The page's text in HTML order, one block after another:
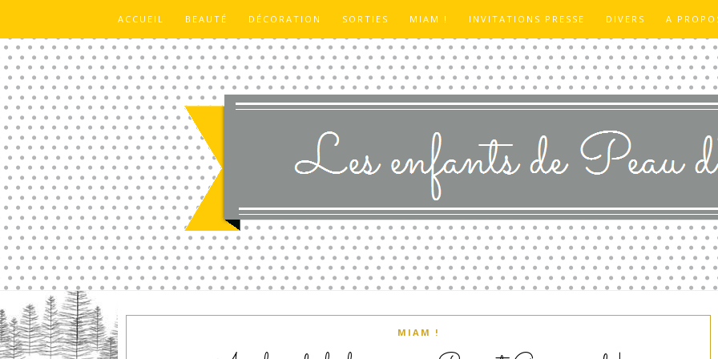
ACCUEIL BEAUTÉ DÉCORATION SORTIES MIAM ! INVITATIONS PRESSE DIVERS A
MIAM !